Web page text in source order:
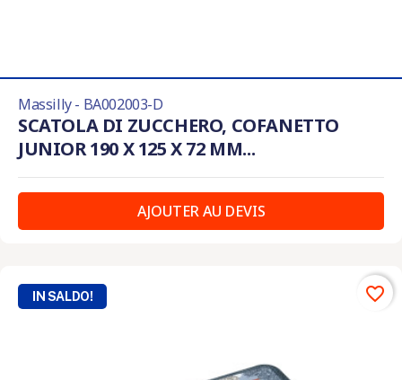
Massilly - BA002003-D
SCATOLA DI ZUCCHERO, COFANETTO
JUNIOR 190 X 125 X 72 MM...
AJOUTER AU DEVIS
IN SALDO! favorite_border